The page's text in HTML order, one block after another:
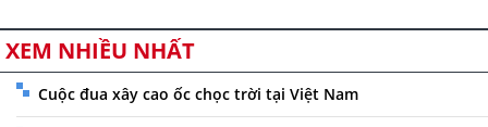
XEM NHIỀU NHẤT
Cuộc đua xây cao ốc chọc trời tại Việt Nam